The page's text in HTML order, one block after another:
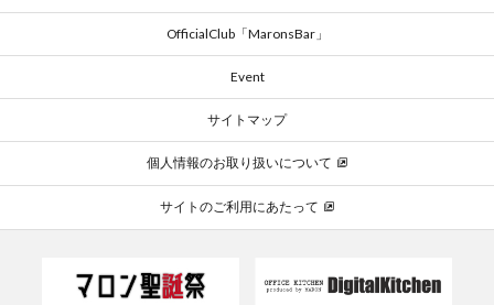
OfficialClub「MaronsBar」
Event
サイトマップ
個人情報のお取り扱いについて
サイトのご利用にあたって